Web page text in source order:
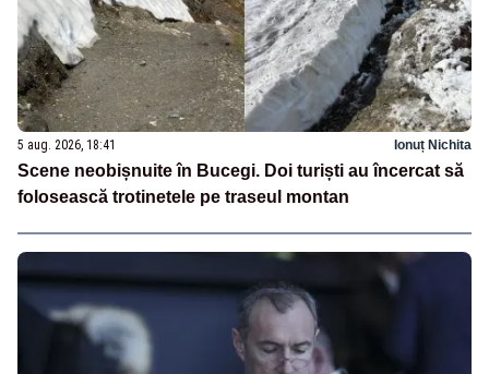
5 aug. 2026, 18:41 Ionuț Nichita
Scene neobișnuite în Bucegi. Doi turiști au încercat să
folosească trotinetele pe traseul montan